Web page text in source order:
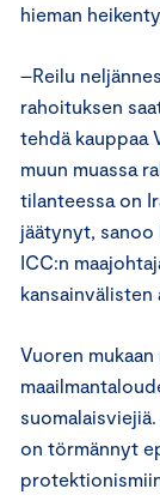
hieman
–Reilu
rahoituksen
tehdä kauppaa
muun muassa
tilanteessa on
jäätynyt, sanoo
ICC:n
Vuoren
on törmännyt